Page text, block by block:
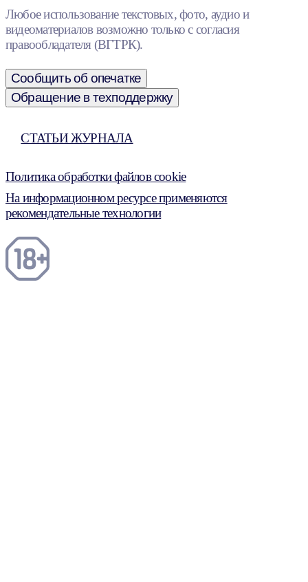
Любое использование текстовых, фото, аудио и
видеоматериалов возможно только с согласия
правообладателя (ВГТРК).
Сообщить об опечатке
Обращение в техподдержку
СТАТЬИ ЖУРНАЛА
Политика обработки файлов cookie
На информационном ресурсе применяются
рекомендательные технологии